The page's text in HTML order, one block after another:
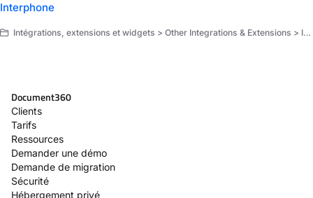
Interphone
Intégrations, extensions et widgets > Other Integrations & Extensions > Intégrations
Document360
Clients
Tarifs
Ressources
Demander une démo
Demande de migration
Sécurité
Hébergement privé